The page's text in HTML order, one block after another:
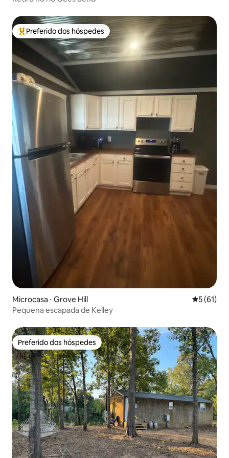
Entre os melhores preferidos dos hóspedes
Preferido dos hóspedes
Microcasa ⋅ Grove Hill 5 de uma
5 (61)
Pequena escapada de Kelley
Preferido dos hóspedes
Preferido dos hóspedes